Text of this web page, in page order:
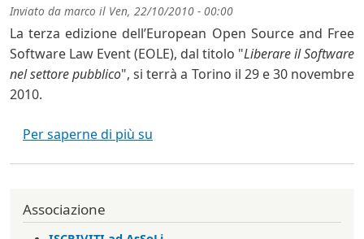
Inviato da marco il Ven, 22/10/2010 - 00:00
La terza edizione dell’European Open Source and Free
Software Law Event (EOLE), dal titolo "Liberare il Software
nel settore pubblico", si terrà a Torino il 29 e 30 novembre
2010.
Per saperne di più su
Associazione